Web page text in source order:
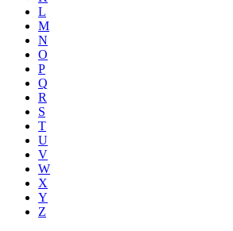
L
M
N
O
P
Q
R
S
T
U
V
W
X
Y
Z